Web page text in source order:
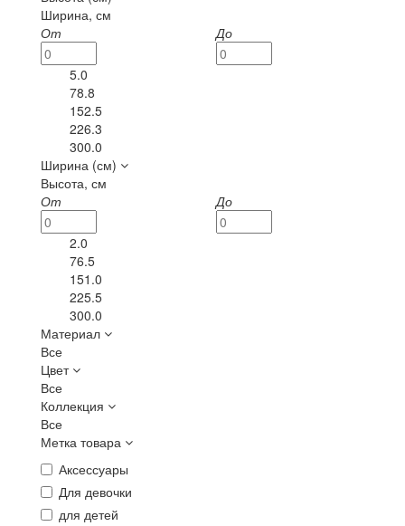
Ширина, см
От
До
5.0
78.8
152.5
226.3
300.0
Ширина (см)
Высота, см
От
До
2.0
76.5
151.0
225.5
300.0
Материал
Все
Цвет
Все
Коллекция
Все
Метка товара
Аксессуары
Для девочки
для детей